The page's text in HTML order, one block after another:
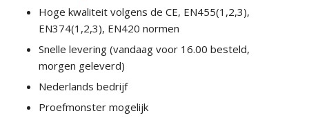
Hoge kwaliteit volgens de CE, EN455(1,2,3),
EN374(1,2,3), EN420 normen
Snelle levering (vandaag voor 16.00 besteld,
morgen geleverd)
Nederlands bedrijf
Proefmonster mogelijk